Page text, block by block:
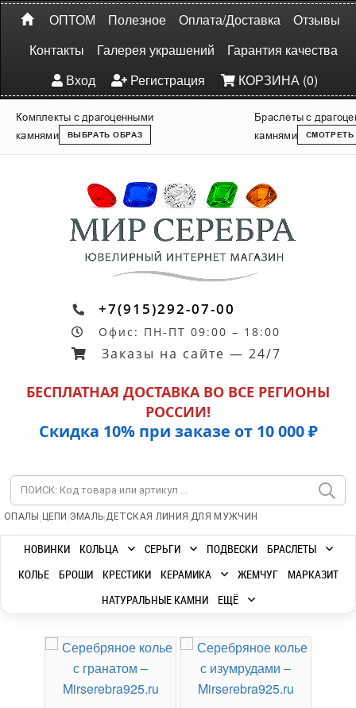
ОПТОМ Полезное Оплата/Доставка
Отзывы
Контакты
Галерея украшений
Гарантия качества
Вход
Регистрация КОРЗИНА (0)
Комплекты с драгоценными
камнями
ВЫБРАТЬ ОБРАЗ
Браслеты с
камнями
СМОТРЕТЬ
+7(915)292-07-00
Офис: ПН-ПТ 09:00 – 18:00
Заказы на сайте — 24/7
БЕСПЛАТНАЯ ДОСТАВКА ВО ВСЕ РЕГИОНЫ
РОССИИ!
Скидка 10% при заказе от 10 000 ₽
ОПАЛЫ | ЦЕПИ |ЭМАЛЬ|ДЕТСКАЯ ЛИНИЯ |ДЛЯ МУЖЧИН
НОВИНКИ КОЛЬЦА СЕРЬГИ ПОДВЕСКИ
БРАСЛЕТЫ
КОЛЬЕ
БРОШИ КРЕСТИКИ КЕРАМИКА ЖЕМЧУГ
МАРКАЗИТ
НАТУРАЛЬНЫЕ КАМНИ
ЕЩЁ